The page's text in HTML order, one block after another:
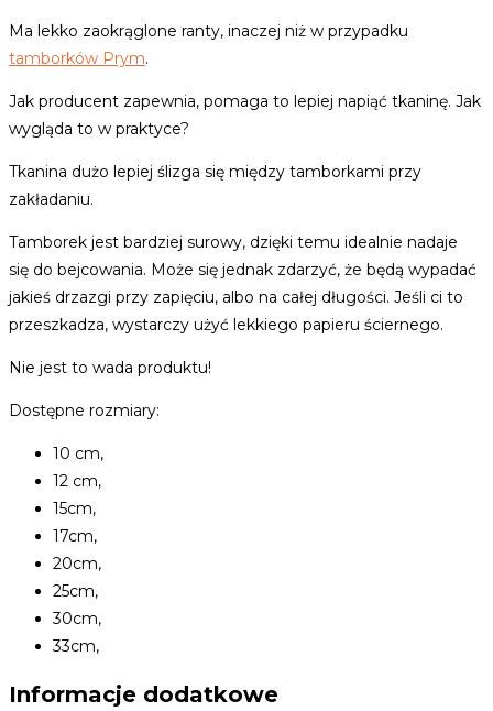
Ma lekko zaokrąglone ranty, inaczej niż w przypadku
tamborków Prym.
Jak producent zapewnia, pomaga to lepiej napiąć tkaninę. Jak
wygląda to w praktyce?
Tkanina dużo lepiej ślizga się między tamborkami przy
zakładaniu.
Tamborek jest bardziej surowy, dzięki temu idealnie nadaje
się do bejcowania. Może się jednak zdarzyć, że będą wypadać
jakieś drzazgi przy zapięciu, albo na całej długości. Jeśli ci to
przeszkadza, wystarczy użyć lekkiego papieru ściernego.
Nie jest to wada produktu!
Dostępne rozmiary:
10 cm,
12 cm,
15cm,
17cm,
20cm,
25cm,
30cm,
33cm,
Informacje dodatkowe